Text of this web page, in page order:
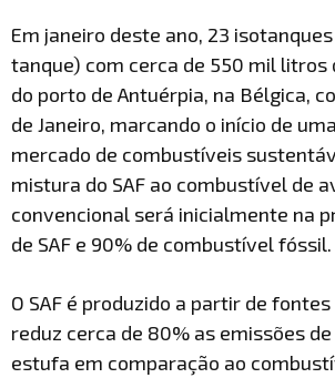
Em janeiro deste ano, 23
tanque) com cerca de 550 mil litros
do porto de Antuérpia, na Bélgica,
de Janeiro, marcando o início de
mercado de combustíveis
mistura do SAF ao combustível de
convencional será inicialmente na
de SAF e 90% de combustível fóssil.
O SAF é produzido a partir de
reduz cerca de 80% as emissões
estufa em comparação ao